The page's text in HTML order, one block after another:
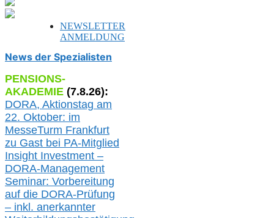
NEWSLETTER
ANMELDUNG
News der Spezialisten
PENSIONS-
AKADEMIE (7.8.26):
DORA, Aktionstag am
22. Oktober: im
MesseTurm Frankfurt
zu Gast bei PA-Mitglied
Insight Investment –
DORA-Management
Seminar: Vorbereitung
auf die DORA-Prüfung
– inkl. anerkannter